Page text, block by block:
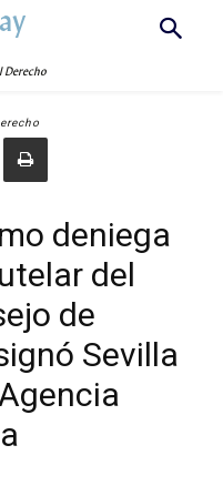
Derecho
deniega
del
de
Sevilla